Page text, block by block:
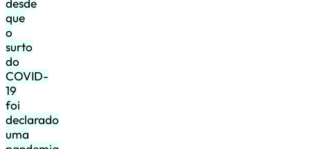
desde
que
o
surto
do
COVID-
19
foi
declarado
uma